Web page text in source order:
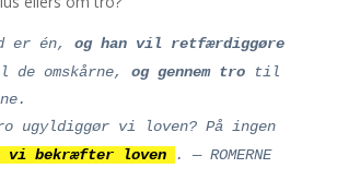
er én, og han vil retfærdiggøre
omskårne, og gennem trotil
ugyldiggør vi loven? På ingen
vi bekræfter loven
. — ROMERNE